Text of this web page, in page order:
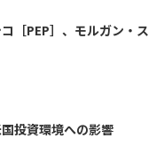
コ［PEP］、モルガン・ス
投資環境への影響